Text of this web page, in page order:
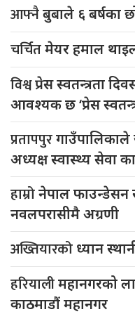
आफ्नैबुबाले ६ बर्षका
चर्चितमेयर हमाल
विश्वप्रेस स्वतन्त्रता
आवश्यक छ ‘प्रेस
प्रतापपुरगाउँपालिकाले
अध्यक्ष स्वास्थ्य सेवा
हाम्रोनेपाल फाउन्डेसन
नवलपरासीमै अग्रणी
अख्तियारको ध्यान
हरियालीमहानगरको
काठमाडौं महानगर